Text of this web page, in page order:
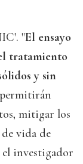
"El ensayo
tratamiento
y sin
permitirán
mitigar los
vida de
el investigador